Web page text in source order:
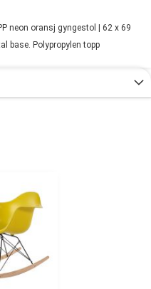
neon oransj gyngestol | 62 x 69
base. Polypropylen topp